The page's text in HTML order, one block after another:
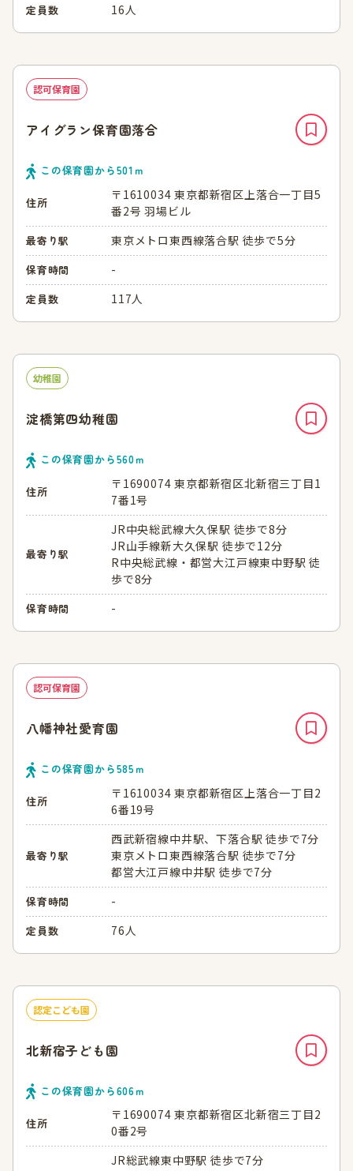
定員数 16人
認可保育園
アイグラン保育園落合
この保育園から501 ｍ
住所
〒1610034 東京都新宿区上落合一丁目5
番2号 羽場ビル
最寄り駅 東京メトロ東西線落合駅 徒歩で5分
保育時間 -
定員数 117人
幼稚園
淀橋第四幼稚園
この保育園から560ｍ
住所
〒1690074 東京都新宿区北新宿三丁目1
7番1号
最寄り駅
JR中央総武線大久保駅 徒歩で8分
JR山手線新大久保駅 徒歩で12分
R中央総武線・都営大江戸線東中野駅 徒
歩で8分
保育時間 -
認可保育園
八幡神社愛育園
この保育園から585ｍ
住所
〒1610034 東京都新宿区上落合一丁目2
6番19号
最寄り駅
西武新宿線中井駅、下落合駅 徒歩で7分
東京メトロ東西線落合駅 徒歩で7分
都営大江戸線中井駅 徒歩で7分
保育時間 -
定員数 76人
認定こども園
北新宿子ども園
この保育園から606ｍ
住所
〒1690074 東京都新宿区北新宿三丁目2
0番2号
JR総武線東中野駅 徒歩で7分